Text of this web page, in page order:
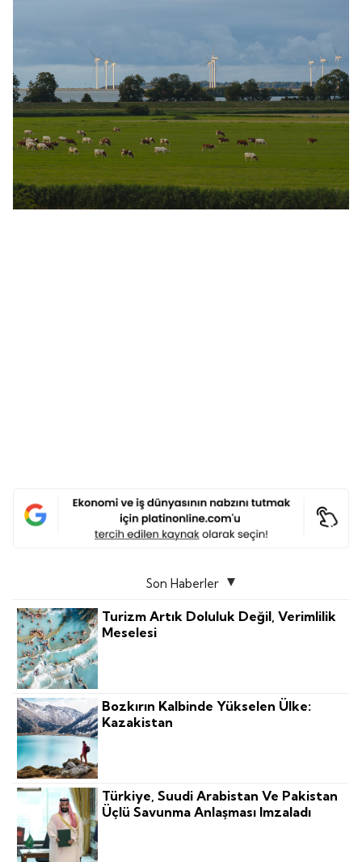
Son Haberler
Turizm Artık Doluluk Değil, Verimlilik
Meselesi
Bozkırın Kalbinde Yükselen Ülke:
Kazakistan
Türkiye, Suudi Arabistan Ve Pakistan
Üçlü Savunma Anlaşması Imzaladı